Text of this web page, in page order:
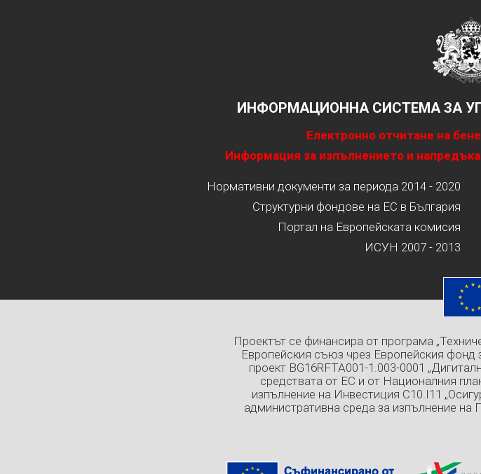
ИНФОРМАЦИОННА СИСТЕМА ЗА
Електронно отчитане на
Информация за изпълнението и
Нормативни документи за периода 2014 - 2020
Структурни фондове на ЕС в България
Портал на Европейската комисия
ИСУН 2007 - 2013
Проектът се финансира от програма
Европейския съюз чрез Европейския фонд
проект BG16RFTA001-1.003-0001
средствата от ЕС и от Националния
изпълнение на Инвестиция C10.I11
административна среда за изпълнение на